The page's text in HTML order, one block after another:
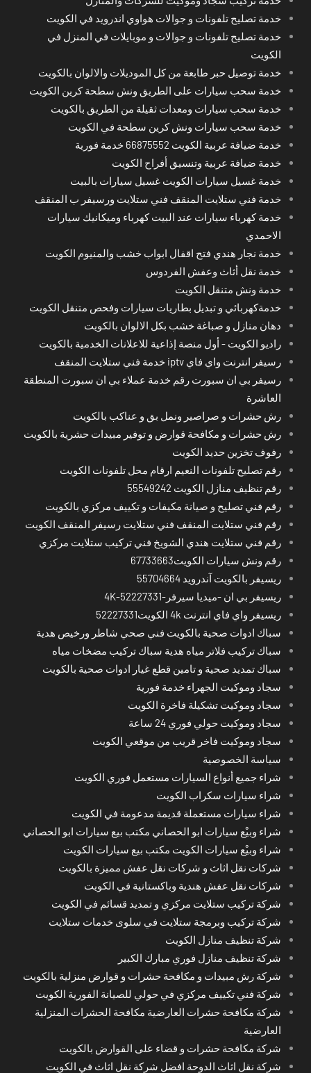
خدمة تصليح تلفونات و جوالات هواوي اندرويد في الكويت
خدمة تصليح تلفونات و جوالات و موبايلات في المنزل في
الكويت
خدمة توصيل حبر طابعة من كل الموديلات والالوان بالكويت
خدمة سحب سيارات على الطريق ونش سطحة كرين الكويت
خدمة سحب سيارات ومعدات ثقيلة من الطريق بالكويت
خدمة سحب سيارات ونش كرين سطحة في الكويت
خدمة ضيافة عربية الكويت 66875552 خدمة فورية
خدمة ضيافة عربية وتنسيق أفراح الكويت
خدمة غسيل سيارات الكويت غسيل سيارات بالبيت
خدمة فني ستلايت المنقف فني ستلايت ورسيفر ب المنقف
خدمة كهرباء سيارات عند البيت كهرباء وميكانيك سيارات
الاحمدي
خدمة نجار هندي فتح اقفال ابواب خشب والمنيوم الكويت
خدمة نقل أثاث وعفش الفردوس
خدمة ونش متنقل الكويت
خدمةكهربائي و تبديل بطاريات سيارات وفحص متنقل الكويت
دهان منازل و صباغة خشب بكل الالوان بالكويت
راديو الكويت - أول منصة إذاعية للاعلانات الخدمية بالكويت
رسيفر انترنت واي فاي iptv خدمة فني ستلايت المنقف
رسيفر بي ان سبورت رقم خدمة عملاء بي ان سبورت المنطقة
العاشرة
رش حشرات و صراصير ونمل بق و عناكب بالكويت
رش حشرات و مكافحة قوارض و توفير مبيدات حشرية بالكويت
رفوف تخزين حديد الكويت
رقم تصليح تلفونات النعيم ارقام محل تلفونات الكويت
رقم تنظيف منازل الكويت 55549242
رقم فني تصليح و صيانة مكيفات و تكييف مركزي بالكويت
رقم فني ستلايت المنقف فني ستلايت رسيفر المنقف الكويت
رقم فني ستلايت هندي الشويخ فني تركيب ستلايت مركزي
رقم ونش سيارات الكويت67733663
ريسيفر بالكويت آندرويد 55704664
ريسيفر بي ان -ميديا سيرفر-4K-52227331
ريسيفر واي فاي انترنت 4k الكويت52227331
سباك ادوات صحية بالكويت فني صحي شاطر ورخيص هدية
سباك تركيب فلاتر مياه هدية سباك تركيب مضخات مياه
سباك تمديد صحية و تامين قطع غيار ادوات صحية بالكويت
سجاد وموكيت الجهراء خدمة فورية
سجاد وموكيت تشكيلة فاخرة الكويت
سجاد وموكيت حولي فوري 24 ساعة
سجاد وموكيت فاخر قريب من موقعي الكويت
سياسة الخصوصية
شراء جميع أنواع السيارات مستعمل فوري الكويت
شراء سيارات سكراب الكويت
شراء سيارات مستعملة قديمة مدعومة في الكويت
شراء وبيْع سيارات ابو الحصاني مكتب بيع سيارات ابو الحصاني
شراء وبيْع سيارات الكويت مكتب بيع سيارات الكويت
شركات نقل اثاث و شركات نقل عفش مميزة بالكويت
شركات نقل عفش هندية وباكستانية في الكويت
شركة تركيب ستلايت مركزي و تمديد قسائم في الكويت
شركة تركيب وبرمجة ستلايت في سلوى خدمات ستلايت
شركة تنظيف منازل الكويت
شركة تنظيف منازل فوري مبارك الكبير
شركة رش مبيدات و مكافحة حشرات و قوارض منزلية بالكويت
شركة فني تكييف مركزي في حولي للصيانة الفورية الكويت
شركة مكافحة حشرات العارضية مكافحة الحشرات المنزلية
العارضية
شركة مكافحة حشرات و قضاء على القوارض بالكويت
شركة نقل اثاث الدوحة افضل شركة نقل اثاث في الكويت